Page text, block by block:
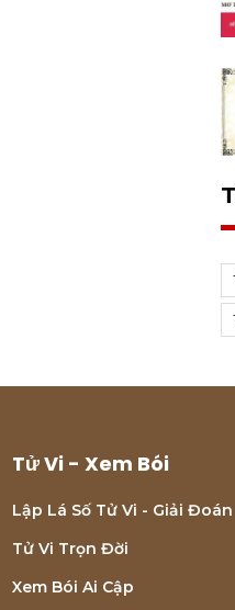
Tử Vi - Xem Bói
Lập Lá Số Tử Vi - Giải Đoán
Tử Vi Trọn Đời
Xem Bói Ai Cập